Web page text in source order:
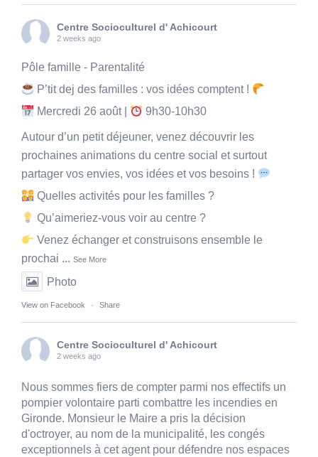
Centre Socioculturel d' Achicourt
2 weeks ago
Pôle famille - Parentalité
P’tit dej des familles : vos idées comptent !
Mercredi 26 août |
9h30-10h30
Autour d’un petit déjeuner, venez découvrir les
prochaines animations du centre social et surtout
partager vos envies, vos idées et vos besoins !
Quelles activités pour les familles ?
Qu’aimeriez-vous voir au centre ?
Venez échanger et construisons ensemble le
prochai ... See More
Photo
View on Facebook · Share
Centre Socioculturel d' Achicourt
2 weeks ago
Nous sommes fiers de compter parmi nos effectifs un
pompier volontaire parti combattre les incendies en
Gironde. Monsieur le Maire a pris la décision
d'octroyer, au nom de la municipalité, les congés
exceptionnels à cet agent pour défendre nos espaces